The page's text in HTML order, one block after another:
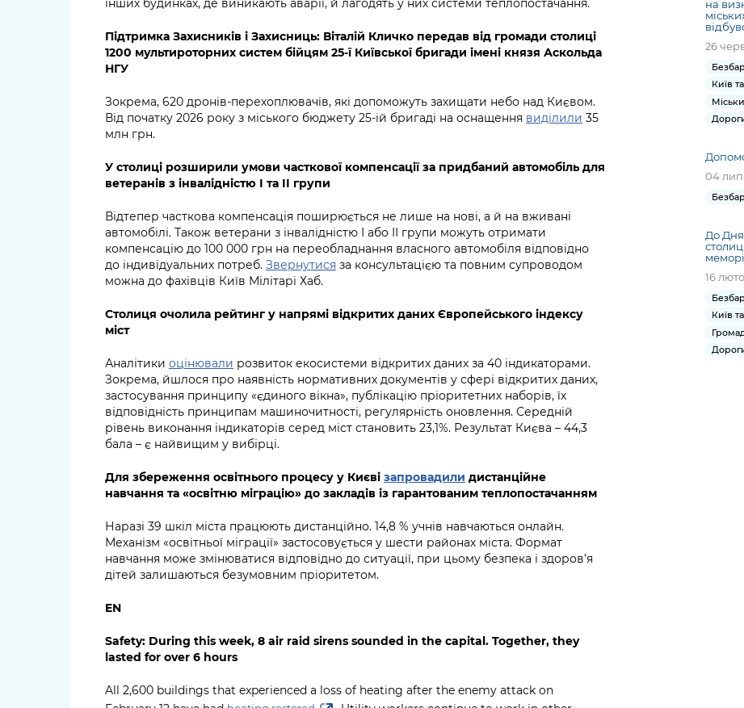
інших будинках, де виникають аварії, й лагодять у них системи теплопостачання.
Підтримка Захисників і Захисниць: Віталій Кличко передав від громади столиці
1200 мультироторних систем бійцям 25-ї Київської бригади імені князя Аскольда
НГУ
Зокрема, 620 дронів-перехоплювачів, які допоможуть захищати небо над Києвом.
Від початку 2026 року з міського бюджету 25-ій бригаді на оснащення виділили 35
млн грн.
У столиці розширили умови часткової компенсації за придбаний автомобіль для
ветеранів з інвалідністю І та ІІ групи
Відтепер часткова компенсація поширюється не лише на нові, а й на вживані
автомобілі. Також ветерани з інвалідністю І або ІІ групи можуть отримати
компенсацію до 100 000 грн на переобладнання власного автомобіля відповідно
до індивідуальних потреб. Звернутися за консультацією та повним супроводом
можна до фахівців Київ Мілітарі Хаб.
Столиця очолила рейтинг у напрямі відкритих даних Європейського індексу
міст
Аналітики оцінювали розвиток екосистеми відкритих даних за 40 індикаторами.
Зокрема, йшлося про наявність нормативних документів у сфері відкритих даних,
застосування принципу «єдиного вікна», публікацію пріоритетних наборів, їх
відповідність принципам машиночитності, регулярність оновлення. Середній
рівень виконання індикаторів серед міст становить 23,1%. Результат Києва – 44,3
бала – є найвищим у вибірці.
Для збереження освітнього процесу у Києві запровадили дистанційне
навчання та «освітню міграцію» до закладів із гарантованим теплопостачанням
Наразі 39 шкіл міста працюють дистанційно. 14,8 % учнів навчаються онлайн.
Механізм «освітньої міграції» застосовується у шести районах міста. Формат
навчання може змінюватися відповідно до ситуації, при цьому безпека і здоров’я
дітей залишаються безумовним пріоритетом.
EN
Safety: During this week, 8 air raid sirens sounded in the capital. Together, they
lasted for over 6 hours
All 2,600 buildings that experienced a loss of heating after the enemy attack on
на
26
Київ
04
До Дня
16
Київ